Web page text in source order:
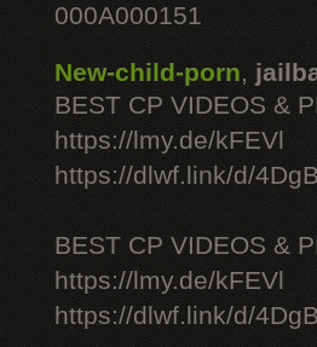
000A000151
New-child-porn,
BEST CP VIDEOS &
https://lmy.de/kFEVl
https://dlwf.link/d/4DgB
BEST CP VIDEOS &
https://lmy.de/kFEVl
https://dlwf.link/d/4DgB